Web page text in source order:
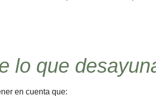
lo que
en cuenta que: